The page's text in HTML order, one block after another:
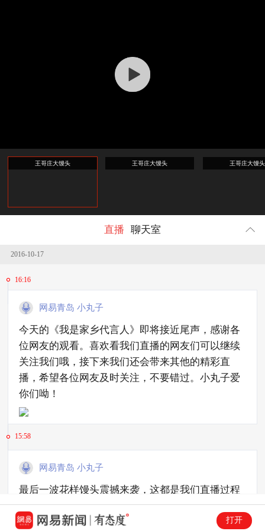
王哥庄大馒头 王哥庄大馒头 王哥庄大馒头
直播 聊天室
2016-10-17
16:16
网易青岛 小丸子
今天的《我是家乡代言人》即将接近尾声，感谢各
位网友的观看。喜欢看我们直播的网友们可以继续
关注我们哦，接下来我们还会带来其他的精彩直
播，希望各位网友及时关注，不要错过。小丸子爱
你们呦！
15:58
网易青岛 小丸子
最后一波花样馒头震撼来袭，这都是我们直播过程
中各位老师精心制作的噢～你们能猜出来各种图案
的寓意吗？
打开